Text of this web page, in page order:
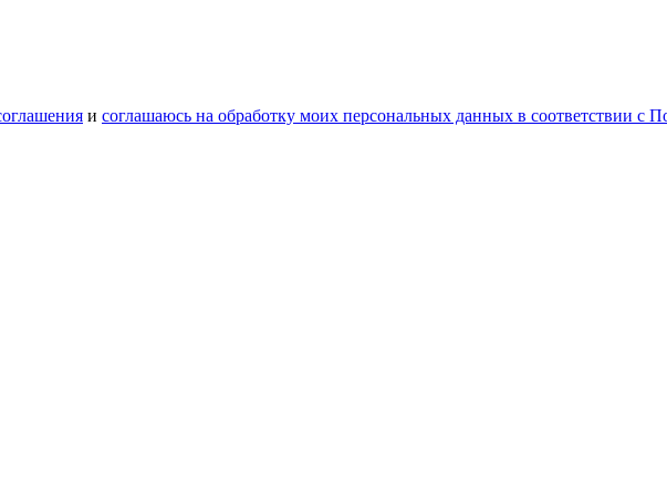
и соглашаюсь на обработку моих персональных данных в соответствии с